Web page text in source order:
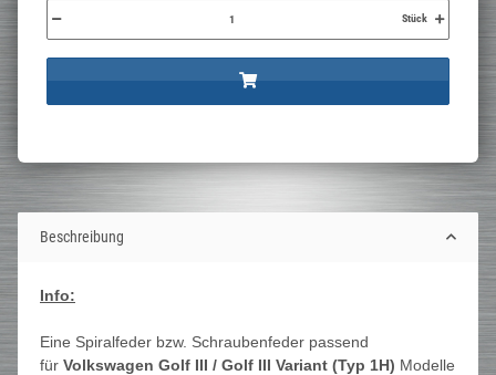
Stück
Beschreibung
Info:
Eine Spiralfeder bzw. Schraubenfeder passend
für Volkswagen Golf III / Golf III Variant (Typ 1H) Modelle